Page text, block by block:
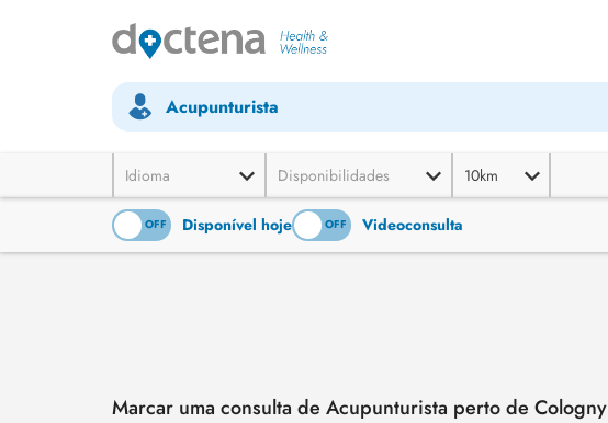
Acupunturista
Idioma Disponibilidades 10km
OFF Disponível hoje
ON OFF Videoconsulta
Marcar uma consulta de Acupunturista perto de Cologny